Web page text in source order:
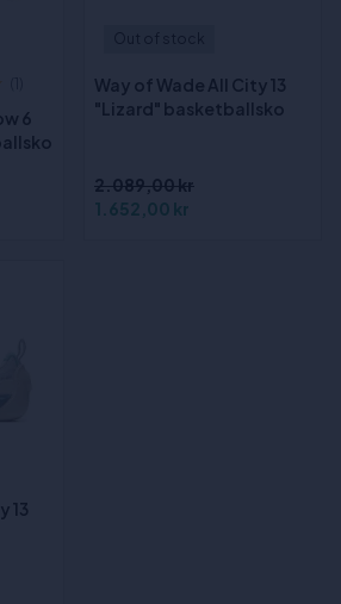
6
Way of Wade All City 13
"Lizard" basketballsko
2.089,00 kr
1.652,00 kr
13